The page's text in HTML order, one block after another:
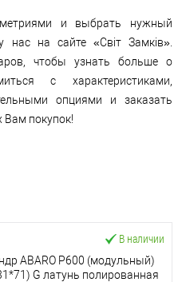
и выбрать нужный
на сайте «Світ Замків».
чтобы узнать больше о
с характеристиками,
опциями и заказать
Вам покупок!
В наличии
ABARO P600 (модульный)
G латунь полированная